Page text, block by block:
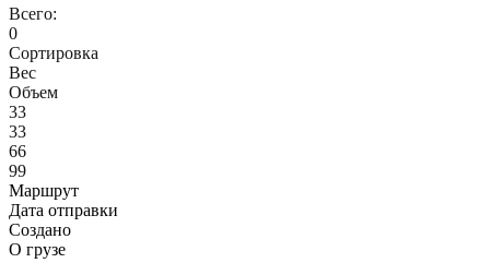
Всего:
0
Сортировка
Вес
Объем
33
33
66
99
Маршрут
Дата отправки
Создано
О грузе